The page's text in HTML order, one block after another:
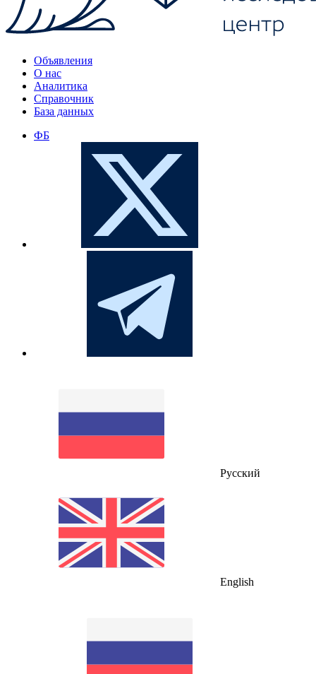
Объявления
О нас
Аналитика
Справочник
База данных
ФБ
Русский
English